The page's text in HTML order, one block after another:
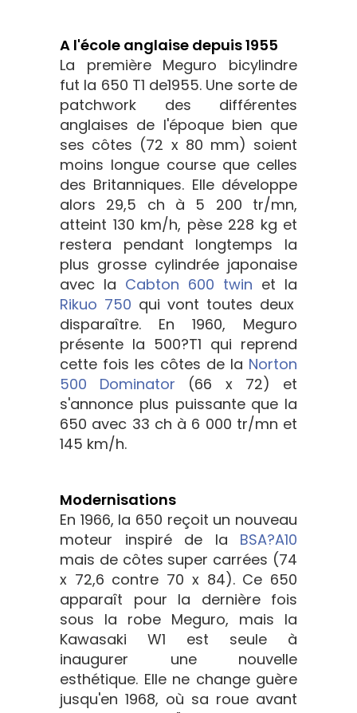
A l'école anglaise depuis 1955
La première Meguro bicylindre
fut la 650 T1 de1955. Une sorte de
patchwork des différentes
anglaises de l'époque bien que
ses côtes (72 x 80 mm) soient
moins longue course que celles
des Britanniques. Elle développe
alors 29,5 ch à 5 200 tr/mn,
atteint 130 km/h, pèse 228 kg et
restera pendant longtemps la
plus grosse cylindrée japonaise
avec la Cabton 600 twin et la
Rikuo 750 qui vont toutes deux
disparaître. En 1960, Meguro
présente la 500?T1 qui reprend
cette fois les côtes de la Norton
500 Dominator (66 x 72) et
s'annonce plus puissante que la
650 avec 33 ch à 6 000 tr/mn et
145 km/h.
Modernisations
En 1966, la 650 reçoit un nouveau
moteur inspiré de la BSA?A10
mais de côtes super carrées (74
x 72,6 contre 70 x 84). Ce 650
apparaît pour la dernière fois
sous la robe Meguro, mais la
Kawasaki W1 est seule à
inaugurer une nouvelle
esthétique. Elle ne change guère
jusqu'en 1968, où sa roue avant